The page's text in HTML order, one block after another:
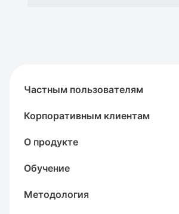
Частным пользователям
Корпоративным клиентам
О продукте
Обучение
Методология